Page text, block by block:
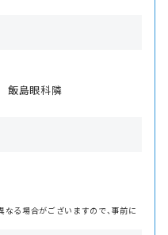
飯島眼科隣
る場合がございますので、事前に